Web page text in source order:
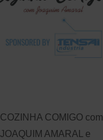
COZINHA COMIGO com
JOAQUIM AMARAL e